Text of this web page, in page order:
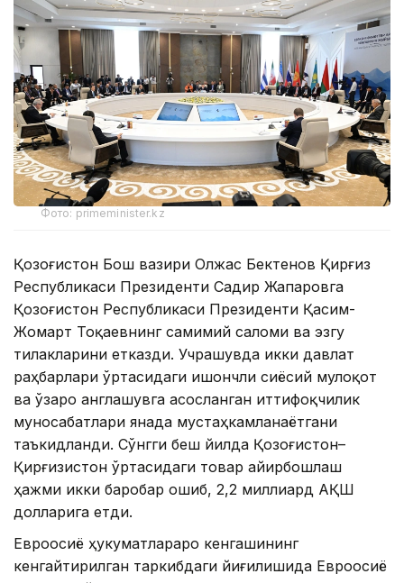
Фото: primeminister.kz
Қозоғистон Бош вазири Олжас Бектенов Қирғиз
Республикаси Президенти Садир Жапаровга
Қозоғистон Республикаси Президенти Қасим-
Жомарт Тоқаевнинг самимий саломи ва эзгу
тилакларини етказди. Учрашувда икки давлат
раҳбарлари ўртасидаги ишончли сиёсий мулоқот
ва ўзаро англашувга асосланган иттифоқчилик
муносабатлари янада мустаҳкамланаётгани
таъкидланди. Сўнгги беш йилда Қозоғистон–
Қирғизистон ўртасидаги товар айирбошлаш
ҳажми икки баробар ошиб, 2,2 миллиард АҚШ
долларига етди.
Евроосиё ҳукуматлараро кенгашининг
кенгайтирилган таркибдаги йиғилишида Евроосиё